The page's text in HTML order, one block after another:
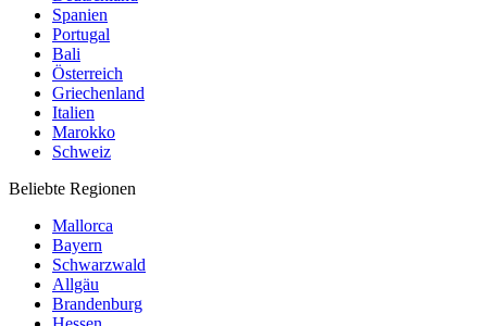
Spanien
Portugal
Bali
Österreich
Griechenland
Italien
Marokko
Schweiz
Beliebte Regionen
Mallorca
Bayern
Schwarzwald
Allgäu
Brandenburg